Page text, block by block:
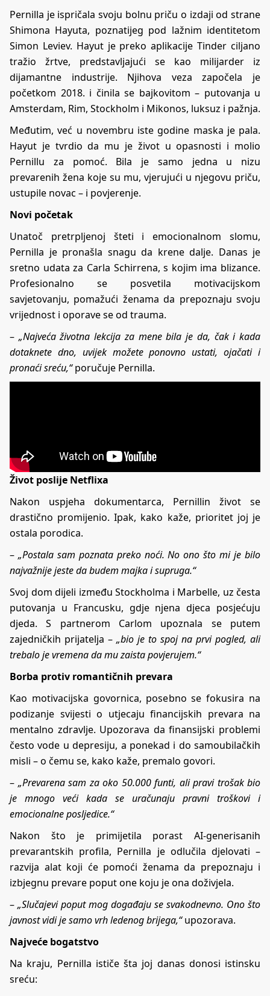
Pernilla je ispričala svoju bolnu priču o izdaji od strane
Shimona Hayuta, poznatijeg pod lažnim identitetom
Simon Leviev. Hayut je preko aplikacije Tinder ciljano
tražio žrtve, predstavljajući se kao milijarder iz
dijamantne industrije. Njihova veza započela je
početkom 2018. i činila se bajkovitom – putovanja u
Amsterdam, Rim, Stockholm i Mikonos, luksuz i pažnja.
Međutim, već u novembru iste godine maska je pala.
Hayut je tvrdio da mu je život u opasnosti i molio
Pernillu za pomoć. Bila je samo jedna u nizu
prevarenih žena koje su mu, vjerujući u njegovu priču,
ustupile novac – i povjerenje.
Novi početak
Unatoč pretrpljenoj šteti i emocionalnom slomu,
Pernilla je pronašla snagu da krene dalje. Danas je
sretno udata za Carla Schirrena, s kojim ima blizance.
Profesionalno se posvetila motivacijskom
savjetovanju, pomažući ženama da prepoznaju svoju
vrijednost i oporave se od trauma.
– „Najveća životna lekcija za mene bila je da, čak i kada
dotaknete dno, uvijek možete ponovno ustati, ojačati i
pronaći sreću,“poručuje Pernilla.
Život poslije Netflixa
Nakon uspjeha dokumentarca, Pernillin život se
drastično promijenio. Ipak, kako kaže, prioritet joj je
ostala porodica.
– „Postala sam poznata preko noći. No ono što mi je bilo
najvažnije jeste da budem majka i supruga.“
Svoj dom dijeli između Stockholma i Marbelle, uz česta
putovanja u Francusku, gdje njena djeca posjećuju
djeda. S partnerom Carlom upoznala se putem
zajedničkih prijatelja – „bio je to spoj na prvi pogled, ali
trebalo je vremena da mu zaista povjerujem.“
Borba protiv romantičnih prevara
Kao motivacijska govornica, posebno se fokusira na
podizanje svijesti o utjecaju financijskih prevara na
mentalno zdravlje. Upozorava da finansijski problemi
često vode u depresiju, a ponekad i do samoubilačkih
misli – o čemu se, kako kaže, premalo govori.
– „Prevarena sam za oko 50.000 funti, ali pravi trošak bio
je mnogo veći kada se uračunaju pravni troškovi i
emocionalne posljedice.“
Nakon što je primijetila porast AI-generisanih
prevarantskih profila, Pernilla je odlučila djelovati –
razvija alat koji će pomoći ženama da prepoznaju i
izbjegnu prevare poput one koju je ona doživjela.
– „Slučajevi poput mog događaju se svakodnevno. Ono što
javnost vidi je samo vrh ledenog brijega,“upozorava.
Najveće bogatstvo
Na kraju, Pernilla ističe šta joj danas donosi istinsku
sreću: